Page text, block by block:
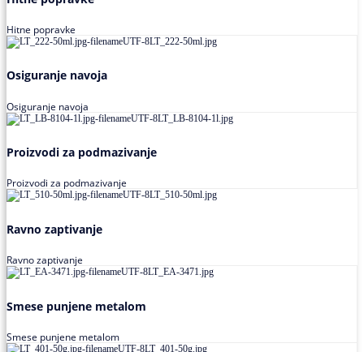
Hitne popravke
Osiguranje navoja
Osiguranje navoja
Proizvodi za podmazivanje
Proizvodi za podmazivanje
Ravno zaptivanje
Ravno zaptivanje
Smese punjene metalom
Smese punjene metalom